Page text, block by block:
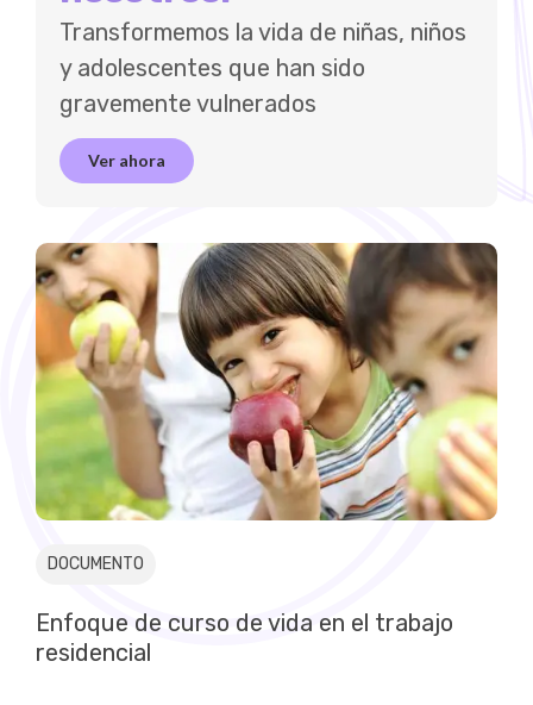
Transformemos la vida de niñas, niños
y adolescentes que han sido
gravemente vulnerados
Ver ahora
DOCUMENTO
Enfoque de curso de vida en el trabajo
residencial